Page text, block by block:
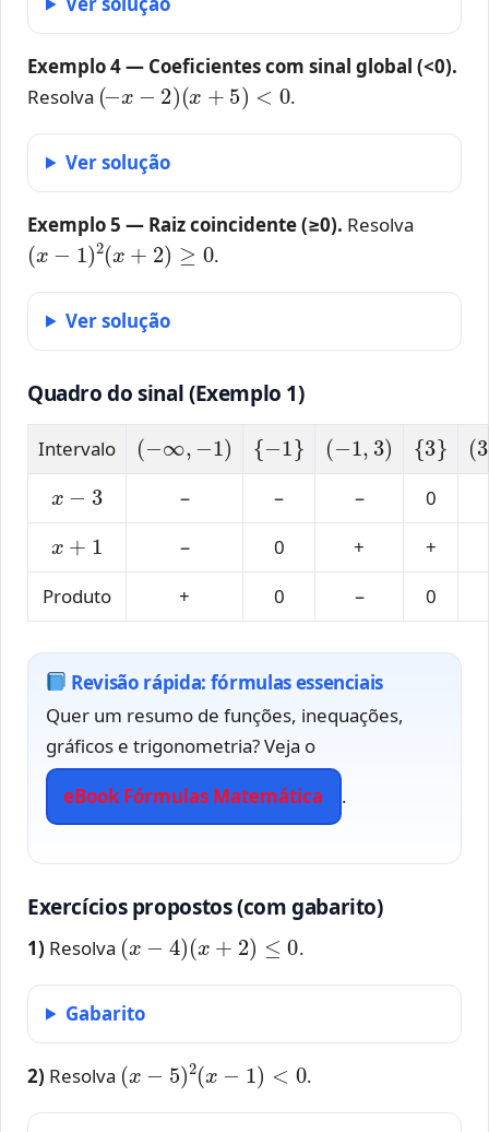
Exemplo 4 — Coeficientes com sinal global (<0).
Resolva
(−x 2)(x+5)<0
.
Ver solução
Exemplo 5 — Raiz coincidente (≥0). Resolva
(x−1)2(x+ ≥0
.
Ver solução
Quadro do sinal (Exemplo 1)
Intervalo
(−∞,−1) {−1} (−1,3) {3} (3
x−3
− − − 0
x+1
− 0 +
+
Produto
+ 0 − 0
Revisão rápida: fórmulas essenciais
Quer um resumo de funções, inequações,
gráficos e trigonometria? Veja o
eBook Fórmulas Matemática
.
Exercícios propostos (com gabarito)
1) Resolva
(x (x + 0
.
Gabarito
2) Resolva
(x )2(x <0
.